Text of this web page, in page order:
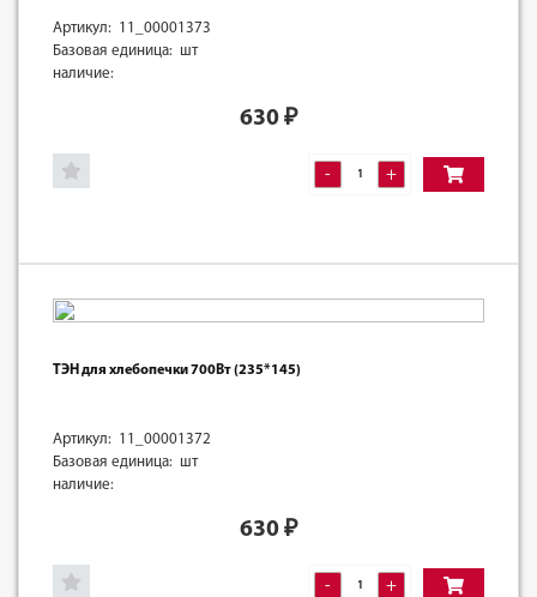
Артикул: 11_00001373
Базовая единица: шт
наличие:
630 ₽
- +
ТЭН для хлебопечки 700Вт (235*145)
Артикул: 11_00001372
Базовая единица: шт
наличие:
630 ₽
- +